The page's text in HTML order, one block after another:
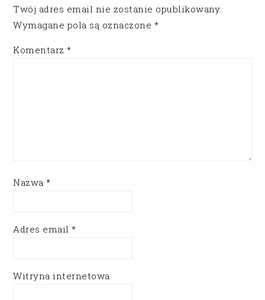
Twój adres email nie zostanie opublikowany.
Wymagane pola są oznaczone *
Komentarz*
Nazwa*
Adres email*
Witryna internetowa